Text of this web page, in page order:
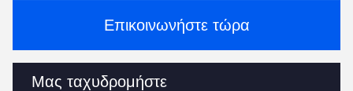
Επικοινωνήστε τώρα
Μας ταχυδρομήστε